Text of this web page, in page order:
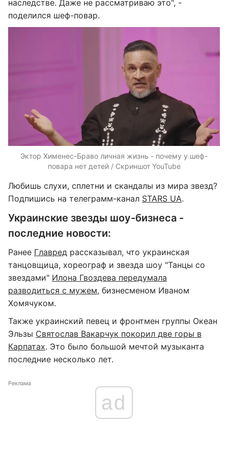
наследстве. Даже не рассматриваю это", -
поделился шеф-повар.
Эктор Хименес-Браво личная жизнь - почему у шеф-
повара нет детей / Скриншот YouTube
Любишь слухи, сплетни и скандалы из мира звезд?
Подпишись на телеграмм-канал STARS UA.
Украинские звезды шоу-бизнеса -
последние новости:
Ранее Главред рассказывал, что украинская
танцовщица, хореограф и звезда шоу "Танцы со
звездами" Илона Гвоздева передумала
разводиться с мужем, бизнесменом Иваном
Хомячуком.
Также украинский певец и фронтмен группы Океан
Эльзы Святослав Вакарчук покорил две горы в
Карпатах. Это было большой мечтой музыканта
последние несколько лет.
Реклама
ad